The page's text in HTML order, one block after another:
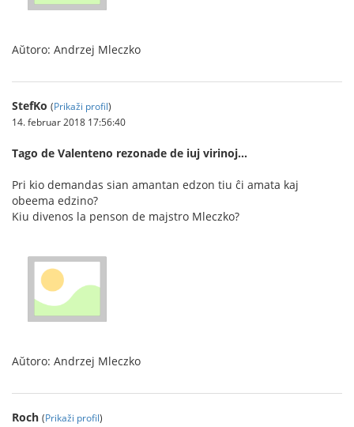
Aŭtoro: Andrzej Mleczko
StefKo (Prikaži profil)
14. februar 2018 17:56:40
Tago de Valenteno rezonade de iuj virinoj...
Pri kio demandas sian amantan edzon tiu ĉi amata kaj
obeema edzino?
Kiu divenos la penson de majstro Mleczko?
Aŭtoro: Andrzej Mleczko
Roch (Prikaži profil)